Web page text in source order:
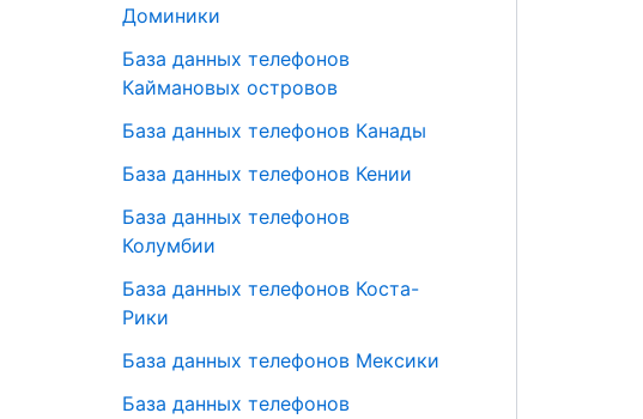
Доминики
База данных телефонов
Каймановых островов
База данных телефонов Канады
База данных телефонов Кении
База данных телефонов
Колумбии
База данных телефонов Коста-
Рики
База данных телефонов Мексики
База данных телефонов